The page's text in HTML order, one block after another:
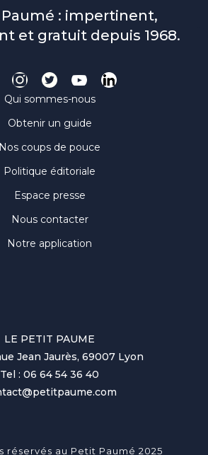
: impertinent,
et gratuit depuis 1968.
Qui sommes-nous
Obtenir un guide
Nos coups de pouce
Politique éditoriale
Espace presse
Nous contacter
Notre application
LE PETIT PAUME
Jean Jaurès, 69007 Lyon
Tel : 06 64 54 36 40
réservés au Petit Paumé 2025